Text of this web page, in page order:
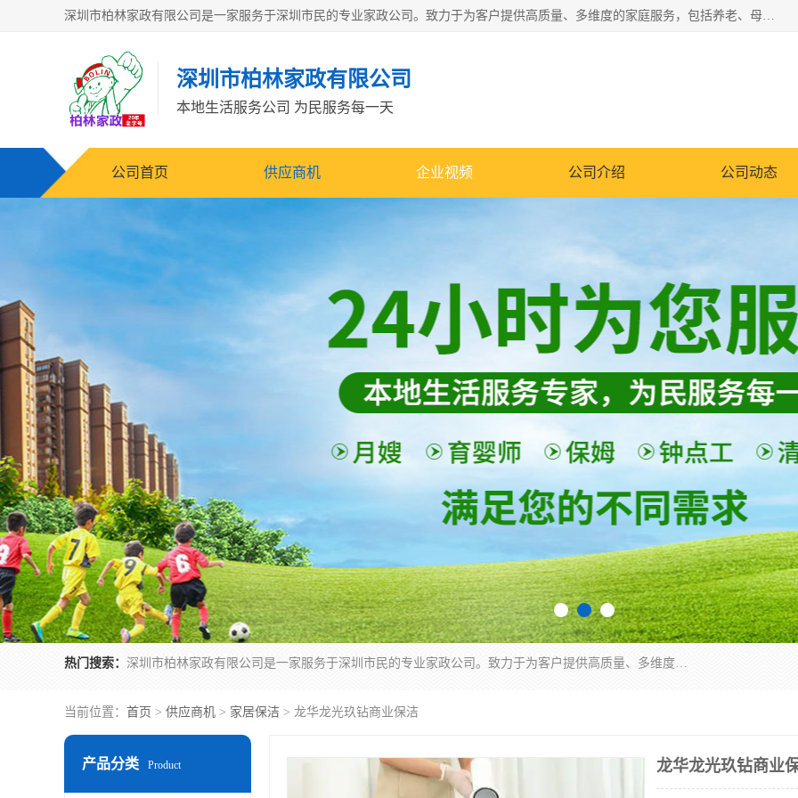
深圳市柏林家政有限公司是一家服务于深圳市民的专业家政公司。致力于为客户提供高质量、多维度的家庭服务，包括养老、母婴、月嫂育婴早教、康复理疗、家电清洗和保洁等方面的专业服务。
深圳市柏林家政有限公司
本地生活服务公司 为民服务每一天
公司首页 供应商机 企业视频 公司介绍 公司动态
热门搜索： 深圳市柏林家政有限公司是一家服务于深圳市民的专业家政公司。致力于为客户提供高质量、多维度的家庭服务，包括养老、母婴、月嫂育婴早教、康复理疗、家电清洗和保洁等方面的专业服务。
当前位置： 首页 > 供应商机 > 家居保洁 > 龙华龙光玖钻商业保洁
产品分类 Product 龙华龙光玖钻商业